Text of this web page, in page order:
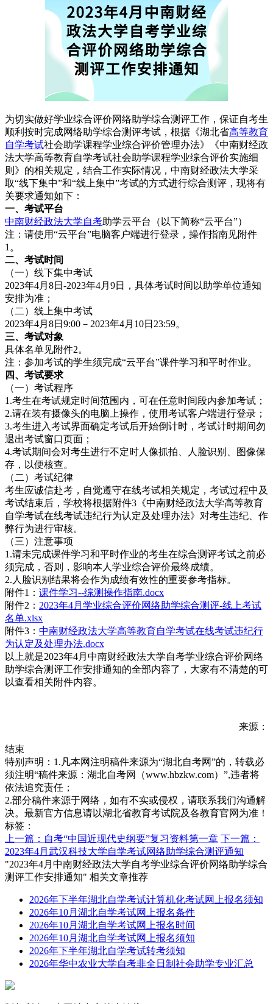
为切实做好学业综合评价网络助学综合测评工作，保证自考生
顺利按时完成网络助学综合测评考试，根据《湖北省高等教育
自学考试社会助学课程学业综合评价管理办法》《中南财经政
法大学高等教育自学考试社会助学课程学业综合评价实施细
则》的相关规定，结合工作实际情况，中南财经政法大学采
取“线下集中”和“线上集中”考试的方式进行综合测评，现将有
关要求通知如下：
一、考试平台
中南财经政法大学自考助学云平台（以下简称“云平台”）
注：请使用“云平台”电脑客户端进行登录，操作指南见附件
1。
二、考试时间
（一）线下集中考试
2023年4月8日-2023年4月9日，具体考试时间以助学单位通知
安排为准；
（二）线上集中考试
2023年4月8日9:00－2023年4月10日23:59。
三、考试对象
具体名单见附件2。
注：参加考试的学生须完成“云平台”课件学习和平时作业。
四、考试要求
（一）考试程序
1.考生在考试规定时间范围内，可在任意时间段内参加考试；
2.请在装有摄像头的电脑上操作，使用考试客户端进行登录；
3.考生进入考试界面确定考试后开始倒计时，考试计时期间勿
退出考试窗口页面；
4.考试期间会对考生进行不定时人像抓拍、人脸识别、图像保
存，以便核查。
（二）考试纪律
考生应诚信赴考，自觉遵守在线考试相关规定，考试过程中及
考试结束后，学校将根据附件3《中南财经政法大学高等教育
自学考试在线考试违纪行为认定及处理办法》对考生违纪、作
弊行为进行审核。
（三）注意事项
1.请未完成课件学习和平时作业的考生在综合测评考试之前必
须完成，否则，影响本人学业综合评价最终成绩。
2.人脸识别结果将会作为成绩有效性的重要参考指标。
附件1： 课件学习--综测操作指南.docx
附件2： 2023年4月学业综合评价网络助学综合测评-线上考试
名单.xlsx
附件3： 中南财经政法大学高等教育自学考试在线考试违纪行
为认定及处理办法.docx
以上就是2023年4月中南财经政法大学自考学业综合评价网络
助学综合测评工作安排通知的全部内容了，大家有不清楚的可
以查看相关附件内容。
来源：
结束
特别声明：1.凡本网注明稿件来源为“湖北自考网”的，转载必
须注明“稿件来源：湖北自考网（www.hbzkw.com）”,违者将
依法追究责任；
2.部分稿件来源于网络，如有不实或侵权，请联系我们沟通解
决。最新官方信息请以湖北省教育考试院及各教育官网为准！
标签：
上一篇：自考“中国近现代史纲要”复习资料第一章 下一篇：
2023年4月武汉科技大学自学考试网络助学综合测评通知
"2023年4月中南财经政法大学自考学业综合评价网络助学综合
测评工作安排通知" 相关文章推荐
2026年下半年湖北自学考试计算机化考试网上报名须知
2026年10月湖北自学考试网上报名条件
2026年10月湖北自学考试网上报名时间
2026年10月湖北自学考试网上报名须知
2026年下半年湖北自学考试转考须知
2026年华中农业大学自考非全日制社会助学专业汇总